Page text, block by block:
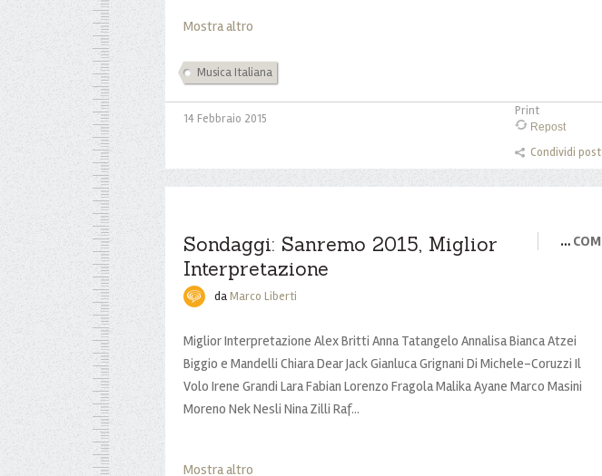
Mostra altro
Musica Italiana
14 Febbraio 2015
Print
Repost
Condividi post
Sondaggi: Sanremo 2015, Miglior
Interpretazione
… COM
daMarco Liberti
Miglior Interpretazione Alex Britti Anna Tatangelo Annalisa Bianca Atzei
Biggio e Mandelli Chiara Dear Jack Gianluca Grignani Di Michele-Coruzzi Il
Volo Irene Grandi Lara Fabian Lorenzo Fragola Malika Ayane Marco Masini
Moreno Nek Nesli Nina Zilli Raf...
Mostra altro